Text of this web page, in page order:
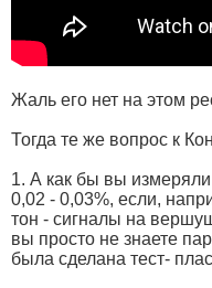
Жаль его нет на этом
Тогда те же вопрос к
1. А как бы вы
0,02 - 0,03%, если,
тон - сигналы на
вы просто не знаете
была сделана тест-